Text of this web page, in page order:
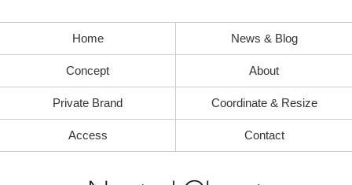
Home News & Blog
Concept About
Private Brand Coordinate & Resize
Access Contact